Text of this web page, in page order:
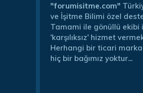
"forumisitme.com"
ve İşitme Bilimi özel
Tamami ile gönüllü ekibi
'karşılıksız' hizmet
Herhangi bir ticari
hiç bir bağımız yoktur...